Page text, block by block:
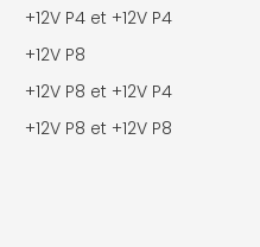
+12V P4 et +12V P4
+12V P8
+12V P8 et +12V P4
+12V P8 et +12V P8